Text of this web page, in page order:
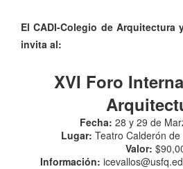
El CADI-Colegio de Arquitectura
invita al:
XVI Foro
Fecha: 28 y 29 de
Lugar: Teatro Calderón de
Valor:
Información: